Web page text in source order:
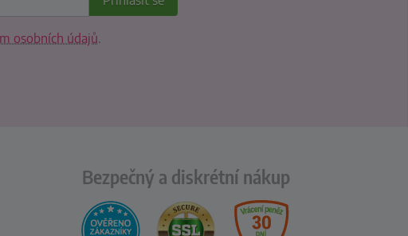
osobních údajů.
Bezpečný a diskrétní nákup